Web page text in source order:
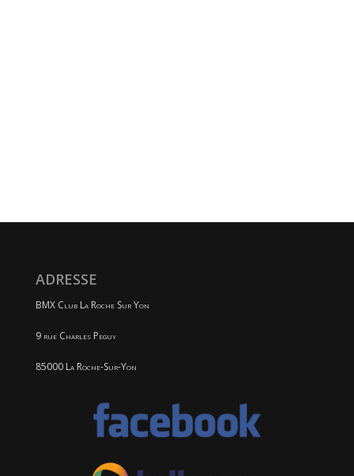
ADRESSE
BMX Club La Roche Sur Yon
9 rue Charles Peguy
85000 La Roche-Sur-Yon